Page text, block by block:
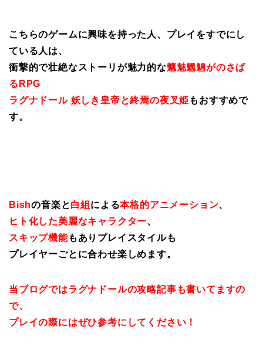
こちらのゲームに興味を持った人、プレイをすでにし
ている人は、
衝撃的で壮絶なストーリが魅力的な魑魅魍魎がのさば
るRPG
ラグナドール 妖しき皇帝と終焉の夜叉姫 もおすすめで
す。
Bishの音楽と白組 による本格的アニメーション、
ヒト化した美麗なキャラクター、
スキップ機能もありプレイスタイルも
プレイヤーごとに合わせ楽しめます。
当ブログではラグナドールの攻略記事も書いてますの
で、
プレイの際にはぜひ参考にしてください！